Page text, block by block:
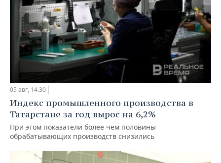
05 авг, 14:30
Индекс промышленного производства в
Татарстане за год вырос на 6,2%
При этом показатели более чем половины
обрабатывающих производств снизились